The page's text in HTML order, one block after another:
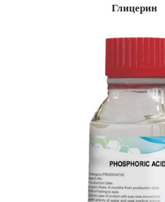
Глицерин